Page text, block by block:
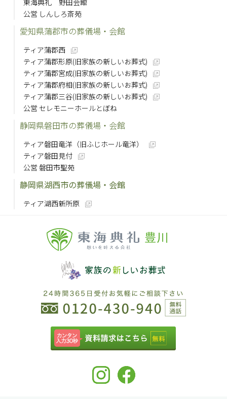
東海典礼 野田会館
公営 しんしろ斎苑
愛知県蒲郡市の葬儀場・会館
ティア蒲郡西
ティア蒲郡形原(旧家族の新しいお葬式)
ティア蒲郡宮成(旧家族の新しいお葬式)
ティア蒲郡府相(旧家族の新しいお葬式)
ティア蒲郡三谷(旧家族の新しいお葬式)
公営 セレモニーホールとぼね
静岡県磐田市の葬儀場・会館
ティア磐田竜洋（旧ふじホール竜洋）
ティア磐田見付
公営 磐田市聖苑
静岡県湖西市の葬儀場・会館
ティア湖西新所原
豊川